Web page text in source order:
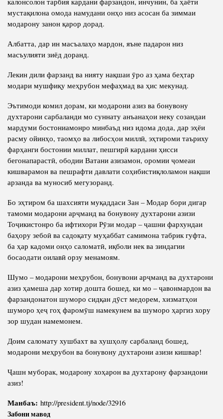
мустақилона омода намудани онҳо низ асосан ба зиммаи
модарону занон қарор дорад.
Албатта, дар ин масъалаҳо мардон, яъне падарон низ
масъулияти зиёд доранд.
Лекин дили фарзанд ва нияту нақшаи ӯро аз ҳама беҳтар
модари мушфиқу меҳрубон мефаҳмад ва ҳис мекунад.
Эътимоди комил дорам, ки модарони азиз ва бонувону
духтарони сарбаланди мо суннату анъанаҳои неку созандаи
мардуми бостониамонро минбаъд низ идома дода, дар эҳёи
расму ойинҳо, таомҳо ва либосҳои миллӣ, эҳтироми таъриху
фарҳанги бостонии миллат, пешгирӣ кардани ҳисси
бегонапарастӣ, ободии Ватани азизамон, оромии ҷомеаи
кишварамон ва пешрафти давлати соҳибистиқлоламон нақши
арзанда ва муносиб мегузоранд.
Бо эҳтиром ба шахсияти муқаддаси Зан – Модар бори дигар
тамоми модарони арҷманд ва бонувону духтарони азизи
Тоҷикистонро ба ифтихори Рӯзи модар – ҷашни фархундаи
баҳору зебоӣ ва садоқату муҳаббат самимона табрик гуфта,
ба ҳар кадоми онҳо саломатӣ, иқболи нек ва зиндагии
босаодати оилавӣ орзу менамоям.
Шумо – модарони меҳрубон, бонувони арҷманд ва духтарони
азиз ҳамеша дар хотир дошта бошед, ки мо – ҷавонмардон ва
фарзандонатон шуморо сидқан дӯст медорем, хизматҳои
шуморо ҳеҷ гоҳ фаромӯш намекунем ва шуморо ҳаргиз хору
зор шудан намемонем.
Доим саломату хушбахт ва хушҳолу сарбаланд бошед,
модарони меҳрубон ва бонувону духтарони азизи кишвар!
Ҷашн муборак, модарону хоҳарон ва духтарону фарзандони
азиз!
Манбаъ: http://president.tj/node/32916
Забони мавод